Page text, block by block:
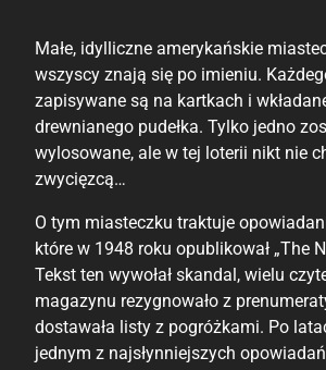
Małe, idylliczne amerykańskie
wszyscy znają się po imieniu.
zapisywane są na kartkach i
drewnianego pudełka. Tylko jedno
wylosowane, ale w tej loterii nikt nie
zwycięzcą…
O tym miasteczku traktuje
które w 1948 roku opublikował „The
Tekst ten wywołał skandal, wielu
magazynu rezygnowało z
dostawała listy z pogróżkami. Po
jednym z najsłynniejszych